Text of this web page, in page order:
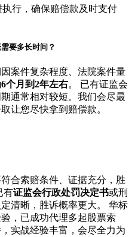
行，确保赔偿款及时支付
要多长时间？
案件复杂程度、法院案件量
个月到2年左右。 已有证监会
通常相对较短。我们会尽最
让您尽快拿到赔偿款。
合索赔条件、证据充分，胜
有证监会行政处罚决定书或刑
清晰，胜诉概率更大。 华标
，已成功代理多起股票索
实战经验丰富，会尽全力为